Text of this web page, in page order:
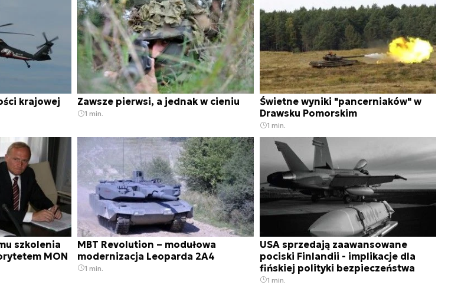
krajowej
Zawsze pierwsi, a jednak w cieniu
1 min.
Świetne wyniki "pancerniaków" w
Drawsku Pomorskim
1 min.
szkolenia
MON
MBT Revolution – modułowa
modernizacja Leoparda 2A4
1 min.
USA sprzedają zaawansowane
pociski Finlandii - implikacje dla
fińskiej polityki bezpieczeństwa
1 min.